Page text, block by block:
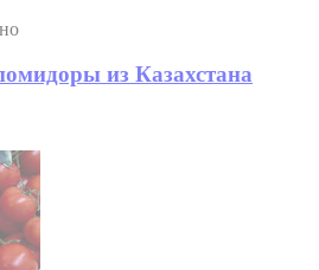
из Казахстана